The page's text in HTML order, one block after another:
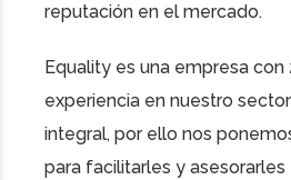
reputación en el mercado.
Equality es una empresa con
experiencia en nuestro
integral, por ello nos
para facilitarles y asesorarles